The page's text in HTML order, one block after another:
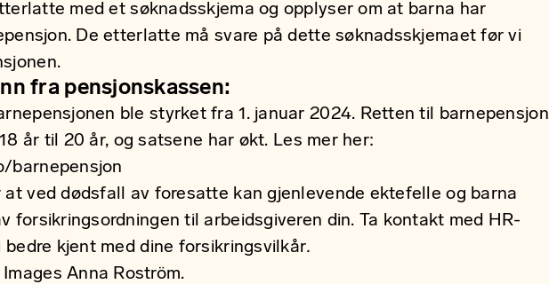
med etsøknadsskjema og opplyser om at barna har
De etterlatte må svare på dette søknadsskjemaet før vi
fra pensjonskassen:
ble styrket fra 1. januar 2024. Retten til barnepensjon
år til 20 år, og satsene har økt. Les mer her:
barnepensjon
ved dødsfall av foresatte kan gjenlevende ektefelle og barna
forsikringsordningen til arbeidsgiveren din. Ta kontakt med HR-
kjent med dine forsikringsvilkår.
Anna Roström.